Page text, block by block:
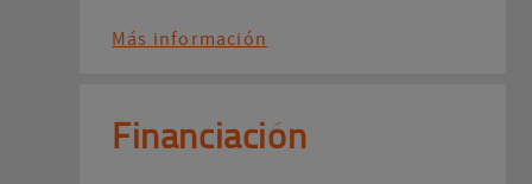
Más información
Financiación